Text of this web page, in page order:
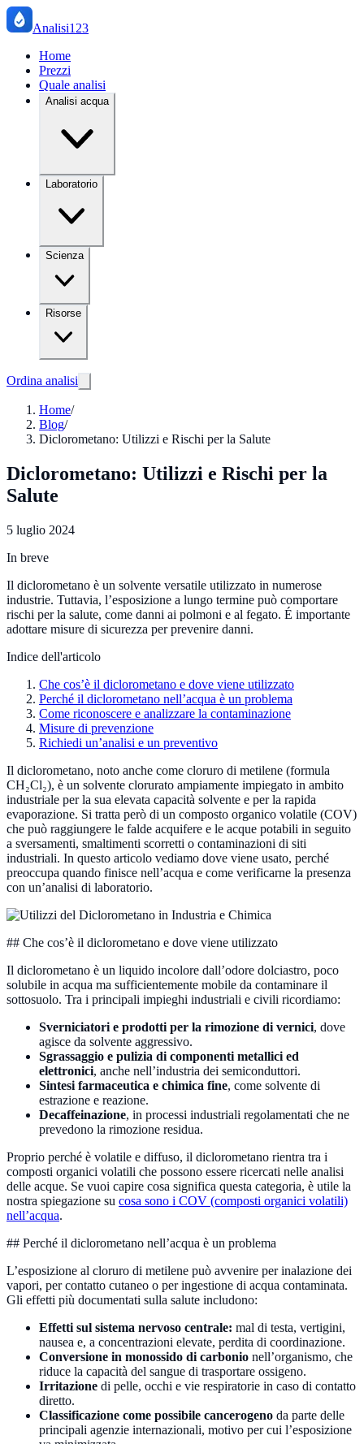
Analisi123
Home
Prezzi
Quale analisi
Analisi acqua
Laboratorio
Scienza
Risorse
Ordina analisi
Home/
Blog/
Diclorometano: Utilizzi e Rischi per la Salute
Diclorometano: Utilizzi e Rischi per la
Salute
5 luglio 2024
In breve
Il diclorometano è un solvente versatile utilizzato in numerose
industrie. Tuttavia, l’esposizione a lungo termine può comportare
rischi per la salute, come danni ai polmoni e al fegato. É importante
adottare misure di sicurezza per prevenire danni.
Indice dell'articolo
Che cos’è il diclorometano e dove viene utilizzato
Perché il diclorometano nell’acqua è un problema
Come riconoscere e analizzare la contaminazione
Misure di prevenzione
Richiedi un’analisi e un preventivo
Il diclorometano, noto anche come cloruro di metilene (formula
CH₂Cl₂), è un solvente clorurato ampiamente impiegato in ambito
industriale per la sua elevata capacità solvente e per la rapida
evaporazione. Si tratta però di un composto organico volatile (COV)
che può raggiungere le falde acquifere e le acque potabili in seguito
a sversamenti, smaltimenti scorretti o contaminazioni di siti
industriali. In questo articolo vediamo dove viene usato, perché
preoccupa quando finisce nell’acqua e come verificarne la presenza
con un’analisi di laboratorio.
## Che cos’è il diclorometano e dove viene utilizzato
Il diclorometano è un liquido incolore dall’odore dolciastro, poco
solubile in acqua ma sufficientemente mobile da contaminare il
sottosuolo. Tra i principali impieghi industriali e civili ricordiamo:
Sverniciatori e prodotti per la rimozione di vernici, dove
agisce da solvente aggressivo.
Sgrassaggio e pulizia di componenti metallici ed
elettronici, anche nell’industria dei semiconduttori.
Sintesi farmaceutica e chimica fine, come solvente di
estrazione e reazione.
Decaffeinazione, in processi industriali regolamentati che ne
prevedono la rimozione residua.
Proprio perché è volatile e diffuso, il diclorometano rientra tra i
composti organici volatili che possono essere ricercati nelle analisi
delle acque. Se vuoi capire cosa significa questa categoria, è utile la
nostra spiegazione su cosa sono i COV (composti organici volatili)
nell’acqua.
## Perché il diclorometano nell’acqua è un problema
L’esposizione al cloruro di metilene può avvenire per inalazione dei
vapori, per contatto cutaneo o per ingestione di acqua contaminata.
Gli effetti più documentati sulla salute includono:
Effetti sul sistema nervoso centrale: mal di testa, vertigini,
nausea e, a concentrazioni elevate, perdita di coordinazione.
Conversione in monossido di carbonio nell’organismo, che
riduce la capacità del sangue di trasportare ossigeno.
Irritazione di pelle, occhi e vie respiratorie in caso di contatto
diretto.
Classificazione come possibile cancerogeno da parte delle
principali agenzie internazionali, motivo per cui l’esposizione